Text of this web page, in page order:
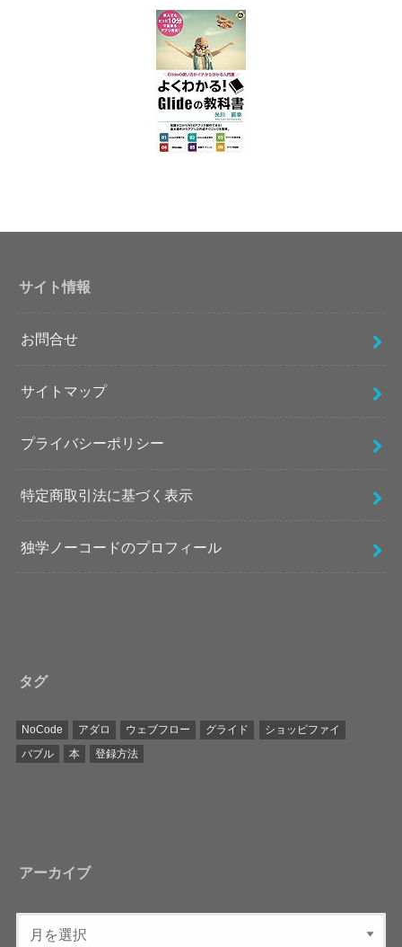
サイト情報
お問合せ
サイトマップ
プライバシーポリシー
特定商取引法に基づく表示
独学ノーコードのプロフィール
タグ
NoCode アダロ ウェブフロー グライド
ショッピファイ
バブル
本 登録方法
アーカイブ